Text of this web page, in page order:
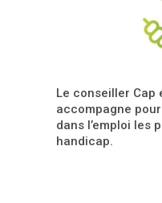
Le conseiller Cap
accompagne
dans l’emploi les
handicap.